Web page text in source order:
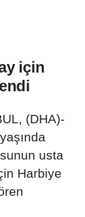
için
(DHA)-
usta
Harbiye